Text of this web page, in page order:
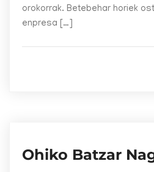
orokorrak. Betebehar horiek
enpresa […]
Ohiko Batzar